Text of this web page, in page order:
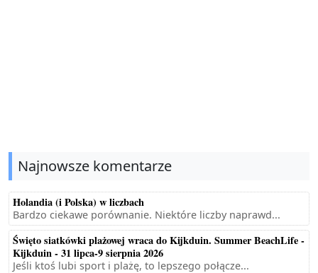
Najnowsze komentarze
Holandia (i Polska) w liczbach
Bardzo ciekawe porównanie. Niektóre liczby naprawd...
Święto siatkówki plażowej wraca do Kijkduin. Summer BeachLife -
Kijkduin - 31 lipca-9 sierpnia 2026
Jeśli ktoś lubi sport i plażę, to lepszego połącze...